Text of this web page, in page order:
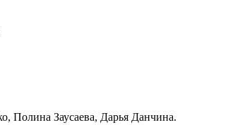
Полина Заусаева, Дарья Данчина.